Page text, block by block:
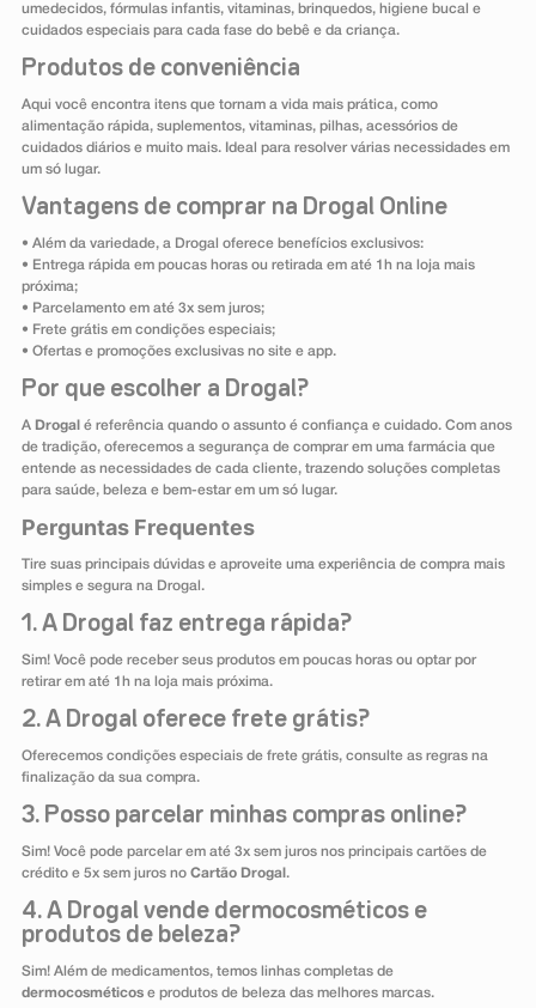
umedecidos, fórmulas infantis, vitaminas, brinquedos, higiene bucal e
cuidados especiais para cada fase do bebê e da criança.
Produtos de conveniência
Aqui você encontra itens que tornam a vida mais prática, como
alimentação rápida, suplementos, vitaminas, pilhas, acessórios de
cuidados diários e muito mais. Ideal para resolver várias necessidades em
um só lugar.
Vantagens de comprar na Drogal Online
• Além da variedade, a Drogal oferece benefícios exclusivos:
• Entrega rápida em poucas horas ou retirada em até 1h na loja mais
próxima;
• Parcelamento em até 3x sem juros;
• Frete grátis em condições especiais;
• Ofertas e promoções exclusivas no site e app.
Por que escolher a Drogal?
A Drogal é referência quando o assunto é confiança e cuidado. Com anos
de tradição, oferecemos a segurança de comprar em uma farmácia que
entende as necessidades de cada cliente, trazendo soluções completas
para saúde, beleza e bem-estar em um só lugar.
Perguntas Frequentes
Tire suas principais dúvidas e aproveite uma experiência de compra mais
simples e segura na Drogal.
1. A Drogal faz entrega rápida?
Sim! Você pode receber seus produtos em poucas horas ou optar por
retirar em até 1h na loja mais próxima.
2. A Drogal oferece frete grátis?
Oferecemos condições especiais de frete grátis, consulte as regras na
finalização da sua compra.
3. Posso parcelar minhas compras online?
Sim! Você pode parcelar em até 3x sem juros nos principais cartões de
crédito e 5x sem juros no Cartão Drogal .
4. A Drogal vende dermocosméticos e
produtos de beleza?
Sim! Além de medicamentos, temos linhas completas de
dermocosméticose produtos de beleza das melhores marcas.